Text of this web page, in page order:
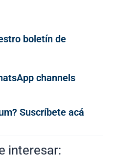
boletín de
channels
Suscríbete acá
interesar: